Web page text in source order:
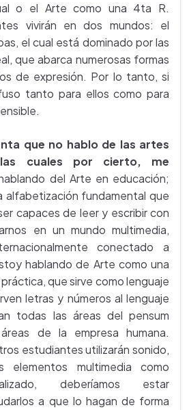
o el Arte como una 4ta R.
vivirán en dos mundos: el
el cual está dominado por las
que abarca numerosas formas
de expresión. Por lo tanto, si
tanto para ellos como para
que no hablo de las artes
cuales por cierto, me
del Arte en educación;
alfabetización fundamental que
capaces de leer y escribir con
en un mundo multimedia,
conectado a
hablando de Arte como una
que sirve como lenguaje
letras y números al lenguaje
todas las áreas del pensum
de la empresa humana.
estudiantes utilizarán sonido,
elementos multimedia como
deberíamos estar
a que lo hagan de forma